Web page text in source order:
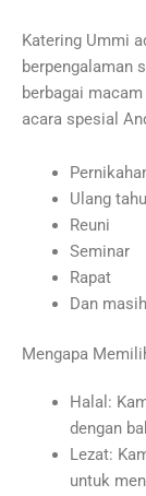
Katering Ummi
berpengalaman
berbagai
acara spesial
Ulang
Reuni
Seminar
Rapat
Dan
Mengapa
Halal:
dengan
Lezat:
untuk